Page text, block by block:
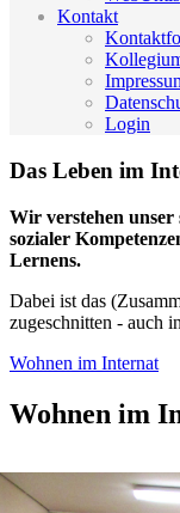
Kontakt
Login
Das Leben im
Wir verstehen
sozialer
Lernens.
Dabei ist das
zugeschnitten - auch
Wohnen im Internat
Wohnen im